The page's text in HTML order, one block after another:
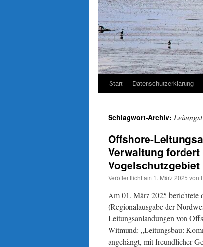
Start Datenschutzerklärung
Schlagwort-Archiv:
Offshore-
Verwaltung
Vogelschutzgebiet
Veröffentlicht am 1. März 2025 von
Am 01. März 2025 berichtete
(Regionalausgabe der
Leitungsanlandungen von
Witmund: „Leitungsbau:
angehängt, mit freundlicher